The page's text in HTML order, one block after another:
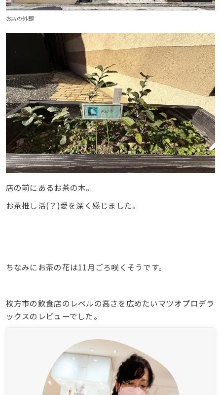
お店の外観
店の前にあるお茶の木。
お茶推し活(？)愛を深く感じました。
ちなみにお茶の花は11月ごろ咲くそうです。
枚方市の飲食店のレベルの高さを広めたいマツオプロデラ
ックスのレビューでした。